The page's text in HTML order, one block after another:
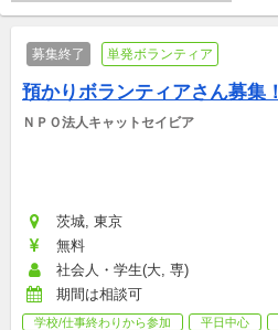
募集終了 単発ボランティア
預かりボランティアさん募集！
ＮＰＯ法人キャットセイビア
茨城, 東京
無料
社会人・学生(大, 専)
期間は相談可
学校/仕事終わりから参加 平日中心